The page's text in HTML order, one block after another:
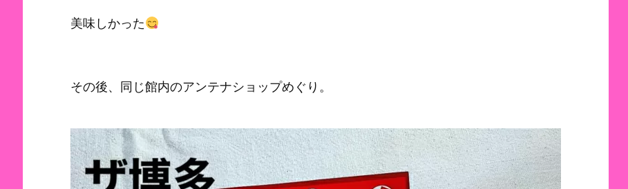
美味しかった
その後、同じ館内のアンテナショップめぐり。